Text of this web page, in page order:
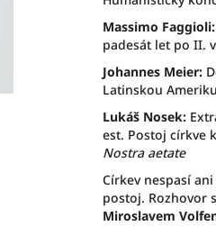
Massimo Faggioli:
padesát let po II.
Johannes Meier:
Latinskou
Lukáš Nosek:
est. Postoj církve
Nostra aetate
Církev nespasí
postoj. Rozhovor
Miroslavem